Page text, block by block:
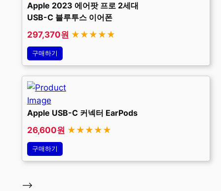
Apple 2023 에어팟 프로 2세대
USB-C 블루투스 이어폰
297,370원 ★★★★★
구매하기
Apple USB-C 커넥터 EarPods
26,600원 ★★★★★
구매하기
–>